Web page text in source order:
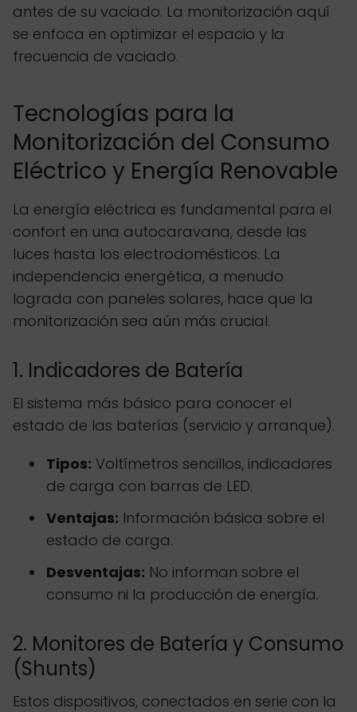
antes de su vaciado. La monitorización aquí
se enfoca en optimizar el espacio y la
frecuencia de vaciado.
Tecnologías para la
Monitorización del Consumo
Eléctrico y Energía Renovable
La energía eléctrica es fundamental para el
confort en una autocaravana, desde las
luces hasta los electrodomésticos. La
independencia energética, a menudo
lograda con paneles solares, hace que la
monitorización sea aún más crucial.
1. Indicadores de Batería
El sistema más básico para conocer el
estado de las baterías (servicio y arranque).
Tipos: Voltímetros sencillos, indicadores
de carga con barras de LED.
Ventajas: Información básica sobre el
estado de carga.
Desventajas: No informan sobre el
consumo ni la producción de energía.
2. Monitores de Batería y Consumo
(Shunts)
Estos dispositivos, conectados en serie con la